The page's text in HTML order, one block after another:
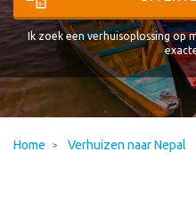
Ik zoek een verhuisoplossing
Home Verhuizen naar Nepal